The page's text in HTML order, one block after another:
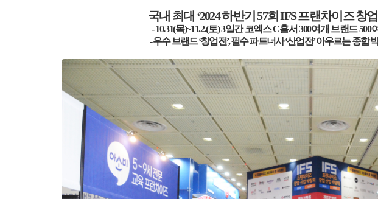
국내 최대 ‘2024하반기57회IFS프랜차이즈 창업
- 10.31(목)~11.2.(토) 3일간 코엑스C홀서300여개 브랜드500
-우수 브랜드‘창업전’,필수 파트너사‘산업전’아우르는 종합